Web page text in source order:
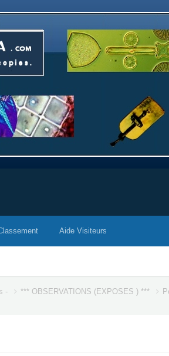
Aide Visiteurs
- *** OBSERVATIONS (EXPOSES ) ***